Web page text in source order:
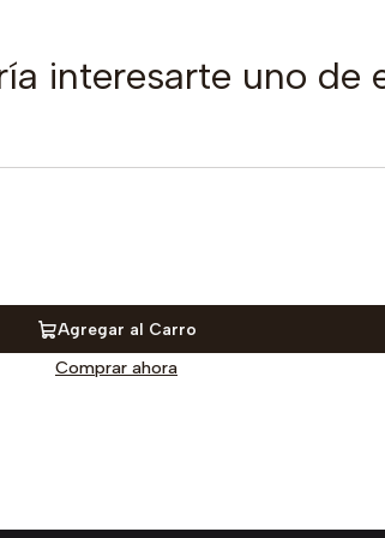
interesarte uno de
Agregar al Carro
Comprar ahora